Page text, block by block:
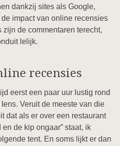
dankzij sites als Google,
impact van online recensies
de commentaren terecht,
lelijk.
recensies
eerst een paar uur lustig rond
Veruit de meeste van die
dat als er over een restaurant
de kip ongaar” staat, ik
tent. En soms lijkt er dan